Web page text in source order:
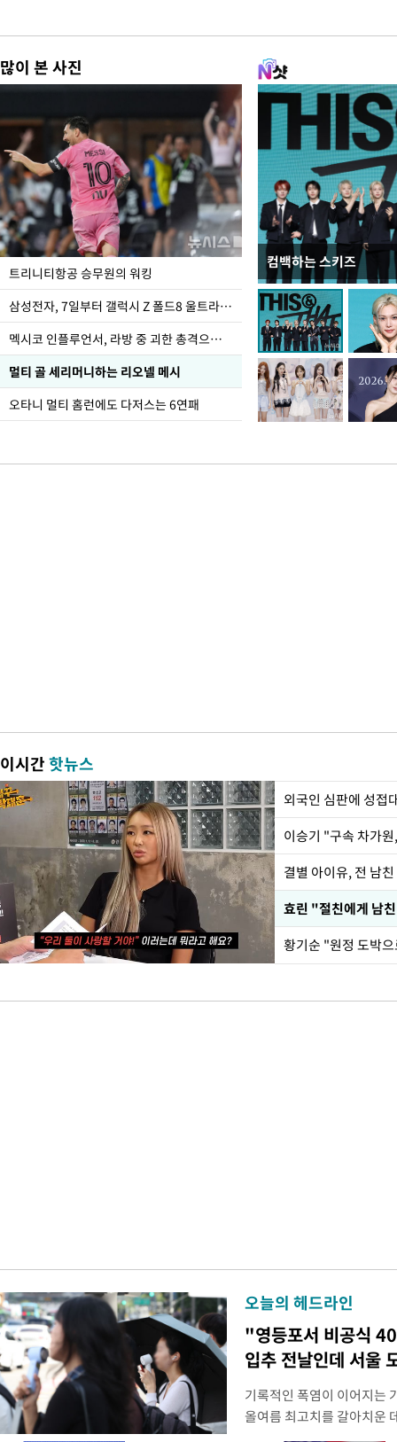
많이 본 사진
트리니티항공 승무원의 워킹
삼성전자, 7일부터 갤럭시 Z 폴드8 울트라·폴드8·플립8 출시
멕시코 인플루언서, 라방 중 괴한 총격으로 사망
멀티 골 세리머니하는 리오넬 메시
오타니 멀티 홈런에도 다저스는 6연패
컴백하는 스키즈
입추 하루 앞둔 전남
폭염
이시간핫뉴스
외국인 심판에 성
이승기 "구속 차가
결별 아이유, 전 남
효린 "절친에게 남
황기순 "원정 도박
오늘의 헤드라인
"영등포서 비공식
입추 전날인데 서울
기록적인 폭염이 이어지는
올여름 최고치를 갈아치운
시15분 39.9도까지 치솟